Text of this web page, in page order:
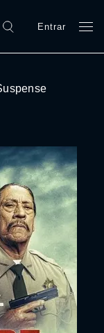
Entrar